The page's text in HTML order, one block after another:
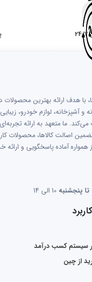
با هدف ارائه بهترین
و آشپزخانه، لوازم خودرو،
ما متعهد به ارائه
اصالت کالاها، محصولات
همواره آماده پاسخگویی و
پنجشنبه
سیستم کسب درآمد
از چین